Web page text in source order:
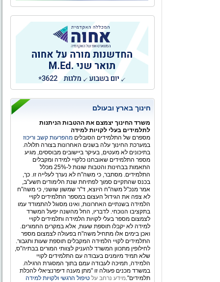
חינוך בארץ ובעולם
משרד החינוך יצמצם את ההטבות הניתנות
לתלמידים בעלי לקויות למידה
מספרם של התלמידים הסובלים מהפרעות קשב וריכוז
במערכת החינוך עלה בשנים האחרונות בצורה תלולה.
בתיכונים לא מעטים, בעיקר ביישובים מבוססים, מגיע
מספר התלמידים שאובחנו כלקויי למידה ומקבלים
התאמות בבחינות והטבות שונות ל-25% מכלל
התלמידים. מסתבר, כי משה"ח לא נערך לעלייה זו. כך,
בכנס שהתקיים סמוך לפתיחת שנת הלימודים תשע"ב,
אמר מנכ"ל משה"ח היוצא, ד"ר שמשון שושני, כי משה"ח
לא צפה את הגידול העצום במספר התלמידים לקויי
הלמידה בשנתיים האחרונות, ואינו מסוגל להתמודד עמו
בתקציבו הנוכחי. לדבריו, החל מהשנה יפעל המשרד
לצמצום מספר בעלי לקויות הלמידה ותלמידים לקויי
למידה לא יקבלו תוספת שעות, אלא במקרים החמורים.
ואכן בימים אלו מתחיל משה"ח בפעולה לצמצום מספר
התלמידים לקויי הלמידה המקבלים תוספת שעות ותגבור.
לחילופין מתכוון המשרד להעניק לצוותי המורים בבתיה"ס,
שלא תמיד מיומנים בעבודה עם התלמידים לקויי
הלמידה, תמיכה לעבודה עמם בתוך המסגרת הרגילה.
במשרד מכנים פעולה זו "מתן מענה דיפרנציאלי להכלת
תלמידים".מידע נרחב על טיפול הרגשי ולקויות למידה